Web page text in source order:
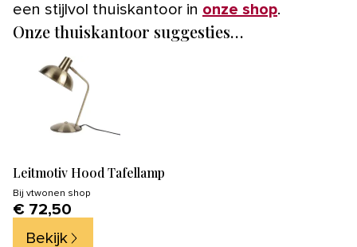
een stijlvol thuiskantoor in onze shop.
Onze thuiskantoor suggesties…
Leitmotiv Hood Tafellamp
Bij vtwonen shop
€ 72,50
Bekijk